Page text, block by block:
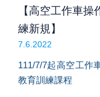
【高空工作車操
練新規】
7.6.2022
111/7/7起高空工作
教育訓練課程